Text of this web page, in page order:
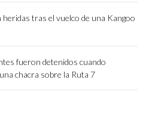
tras el vuelco de una Kangoo
fueron detenidos cuando
chacra sobre la Ruta 7